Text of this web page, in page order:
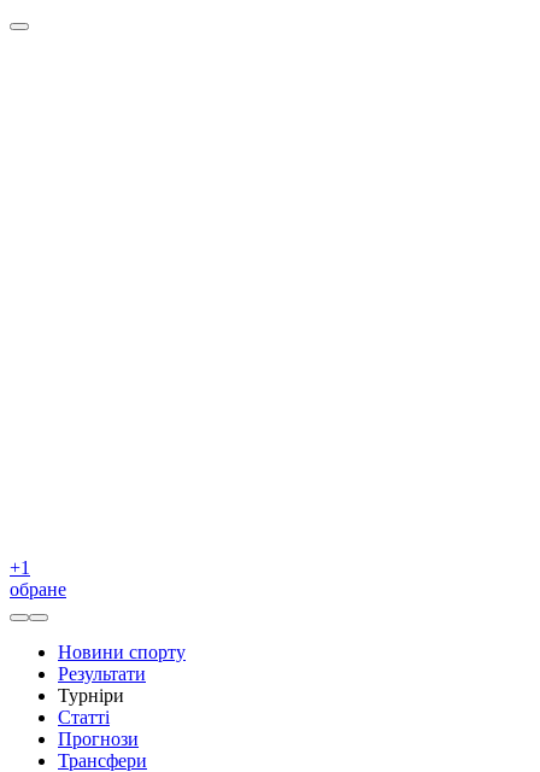
+1
обране
Новини спорту
Результати
Турніри
Статті
Прогнози
Трансфери